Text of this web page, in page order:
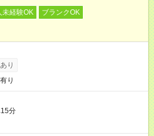
未経験OK
ブランクOK
り
り
分